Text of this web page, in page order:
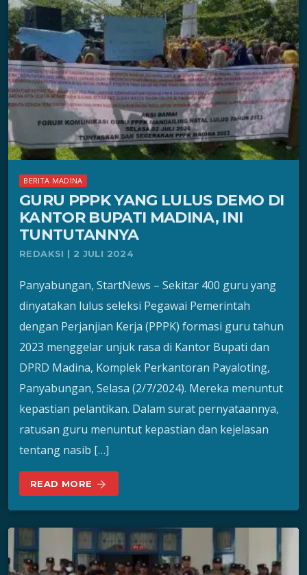
BERITA MADINA
GURU PPPK YANG LULUS DEMO DI
KANTOR BUPATI MADINA, INI
TUNTUTANNYA
REDAKSI | 2 JULI 2024
Panyabungan, StartNews – Sekitar 400 guru yang
dinyatakan lulus seleksi Pegawai Pemerintah
dengan Perjanjian Kerja (PPPK) formasi guru tahun
2023 menggelar unjuk rasa di Kantor Bupati dan
DPRD Madina, Komplek Perkantoran Payaloting,
Panyabungan, Selasa (2/7/2024). Mereka menuntut
kepastian pelantikan. Dalam surat pernyataannya,
ratusan guru menuntut kepastian dan kejelasan
tentang nasib […]
READ MORE arrow_forward